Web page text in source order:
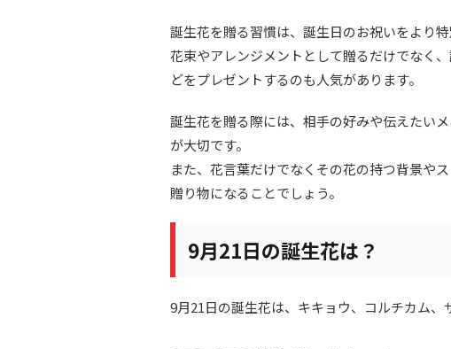
誕生花を贈る習慣は、誕生日のお祝いをより
花束やアレンジメントとして贈るだけでなく
どをプレゼントするのも人気があります。
誕生花を贈る際には、相手の好みや伝えたい
が大切です。
また、花言葉だけでなくその花の持つ背景や
贈り物になることでしょう。
9月21日の誕生花は？
9月21日の誕生花は、キキョウ、コルチカム、